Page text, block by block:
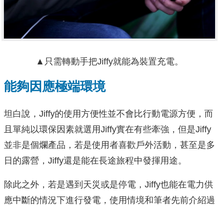
▲只需轉動手把Jiffy就能為裝置充電。
能夠因應極端環境
坦白說，Jiffy的使用方便性並不會比行動電源方便，而
且單純以環保因素就選用Jiffy實在有些牽強，但是Jiffy
並非是個爛產品，若是使用者喜歡戶外活動，甚至是多
日的露營，Jiffy還是能在長途旅程中發揮用途。
除此之外，若是遇到天災或是停電，Jiffy也能在電力供
應中斷的情況下進行發電，使用情境和筆者先前介紹過